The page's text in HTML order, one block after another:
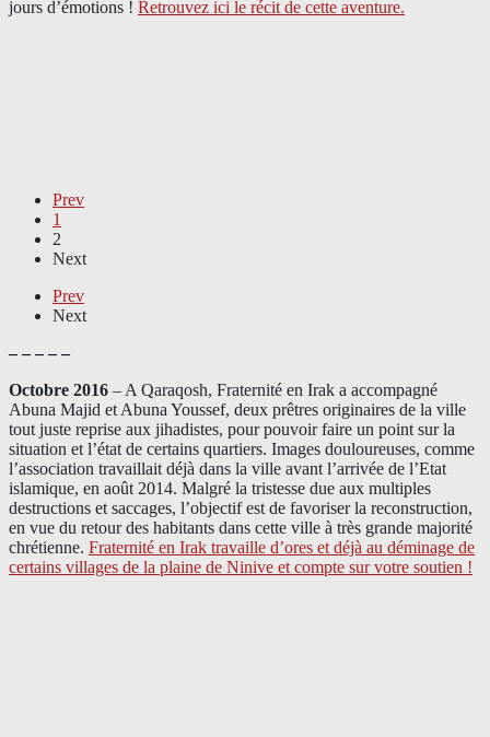
jours d’émotions ! Retrouvez ici le récit de cette aventure.
Prev
1
2
Next
Prev
Next
– – – – –
Octobre 2016 – A Qaraqosh, Fraternité en Irak a accompagné
Abuna Majid et Abuna Youssef, deux prêtres originaires de la ville
tout juste reprise aux jihadistes, pour pouvoir faire un point sur la
situation et l’état de certains quartiers. Images douloureuses, comme
l’association travaillait déjà dans la ville avant l’arrivée de l’Etat
islamique, en août 2014. Malgré la tristesse due aux multiples
destructions et saccages, l’objectif est de favoriser la reconstruction,
en vue du retour des habitants dans cette ville à très grande majorité
chrétienne. Fraternité en Irak travaille d’ores et déjà au déminage de
certains villages de la plaine de Ninive et compte sur votre soutien !